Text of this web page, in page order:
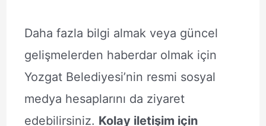
Daha fazla bilgi almak veya güncel
gelişmelerden haberdar olmak için
Yozgat Belediyesi’nin resmi sosyal
medya hesaplarını da ziyaret
edebilirsiniz. Kolay iletişim için